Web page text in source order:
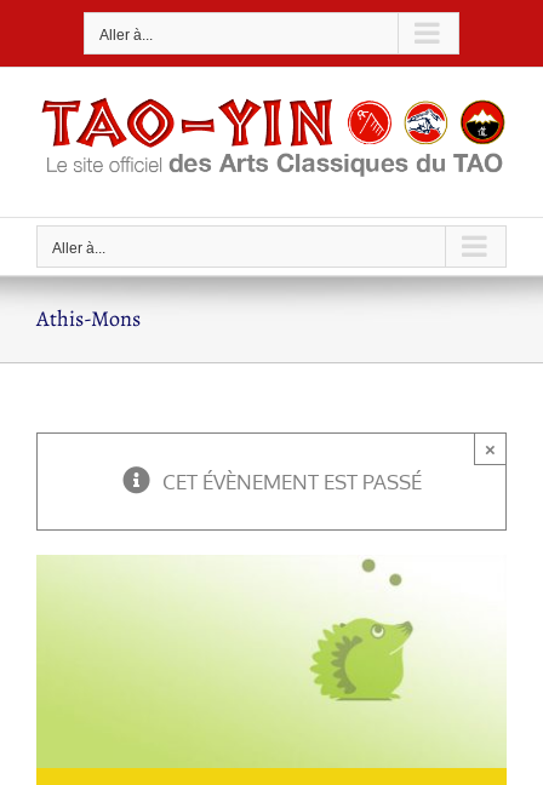
Aller à...
Aller à...
Athis-Mons
CET ÉVÈNEMENT EST PASSÉ
×